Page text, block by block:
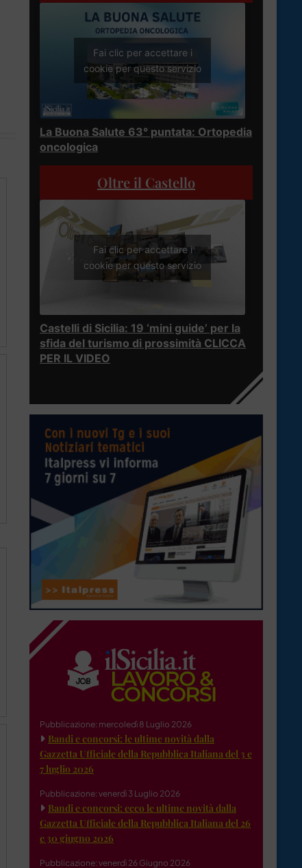
Fai clic per accettare i
cookie per questo servizio
La Buona Salute 63° puntata: Ortopedia
oncologica
Oltre il Castello
Fai clic per accettare i
cookie per questo servizio
Castelli di Sicilia: 19 ‘mini guide’ per la
sfida del turismo di prossimità CLICCA
PER IL VIDEO
Pubblicazione: mercoledì 8 Luglio 2026
Bandi e concorsi: le ultime novità dalla
Gazzetta Ufficiale della Repubblica Italiana del 3 e
7 luglio 2026
Pubblicazione: venerdì 3 Luglio 2026
Bandi e concorsi: ecco le ultime novità dalla
Gazzetta Ufficiale della Repubblica Italiana del 26
e 30 giugno 2026
Pubblicazione: venerdì 26 Giugno 2026